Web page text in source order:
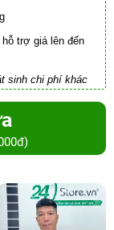
trợ giá lên đến
sinh chi phí khác